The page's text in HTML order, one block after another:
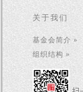
关于我们
基金会简介 »
组织结构 »